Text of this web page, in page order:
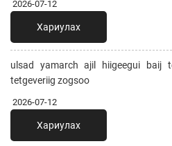
2026-07-12
Хариулах
ulsad yamarch ajil hiigeegui baij
tetgeveriig zogsoo
2026-07-12
Хариулах